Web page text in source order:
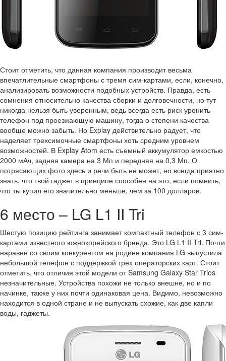
Стоит отметить, что данная компания производит весьма
впечатлительные смартфоны с тремя сим-картами, если, конечно,
анализировать возможности подобных устройств. Правда, есть
сомнения относительно качества сборки и долговечности, но тут
никогда нельзя быть уверенным, ведь всегда есть риск уронить
телефон под проезжающую машину, тогда о степени качества
вообще можно забыть. Но Explay действительно радует, что
наделяет трехсимочные смартфоны хоть средним уровнем
возможностей. В Explay Atom есть съемный аккумулятор емкостью
2000 мАч, задняя камера на 3 Мп и передняя на 0,3 Мп. О
потрясающих фото здесь и речи быть не может, но всегда приятно
знать, что твой гаджет в принципе способен на это, если помнить,
что ты купил его значительно меньше, чем за 100 долларов.
6 место – LG L1 II Tri
Шестую позицию рейтинга занимает компактный телефон с 3 сим-
картами известного южнокорейского бренда. Это LG L1 II Tri. Почти
наравне со своим конкурентом на родине компания LG выпустила
небольшой телефон с поддержкой трех операторских карт. Стоит
отметить, что отличия этой модели от Samsung Galaxy Star Trios
незначительные. Устройства похожи не только внешне, но и по
начинке, также у них почти одинаковая цена. Видимо, невозможно
находится в одной стране и не выпускать схожие, как две капли
воды, гаджеты.